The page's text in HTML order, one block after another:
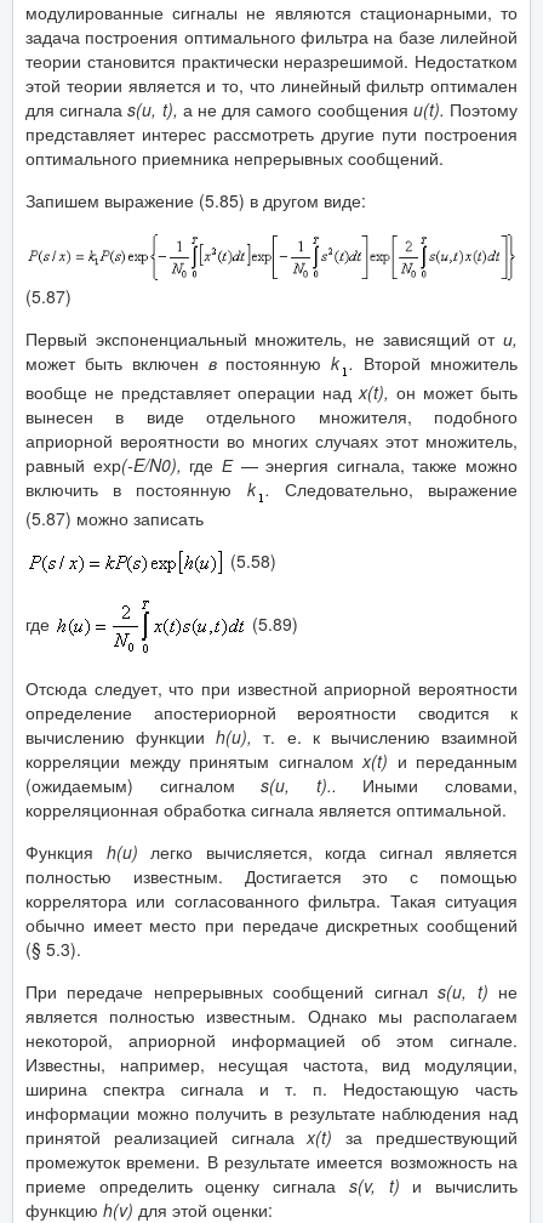
модулированные сигналы не являются стационарными, то
задача построения оптимального фильтра на базе лилейной
теории становится практически неразрешимой. Недостатком
этой теории является и то, что линейный фильтр оптимален
для сигналаs(u, t), а не для самого сообщения u(t). Поэтому
представляет интерес рассмотреть другие пути построения
оптимального приемника непрерывных сообщений.
Запишем выражение (5.85) в другом виде:
(5.87)
Первый экспоненциальный множитель, не зависящий от и,
может быть включен в постояннуюk . Второй множитель
вообще не представляет операции над x(t), он может быть
вынесен в виде отдельного множителя, подобного
априорной вероятности во многих случаях этот множитель,
равный ехр(-E/N0), где Е — энергия сигнала, также можно
включить в постоянную k . Следовательно, выражение
(5.87) можно записать
(5.58)
где (5.89)
Отсюда следует, что при известной априорной вероятности
определение апостериорной вероятности сводится к
вычислению функцииh(u),т. е. к вычислению взаимной
корреляции между принятым сигналом x(t) и переданным
(ожидаемым) сигналомs(u, t).. Иными словами,
корреляционная обработка сигнала является оптимальной.
Функция h(u) легко вычисляется, когда сигнал является
полностью известным. Достигается это с помощью
коррелятора или согласованного фильтра. Такая ситуация
обычно имеет место при передаче дискретных сообщений
(§ 5.3).
При передаче непрерывных сообщений сигналs(u, t) не
является полностью известным. Однако мы располагаем
некоторой, априорной информацией об этом сигнале.
Известны, например, несущая частота, вид модуляции,
ширина спектра сигнала и т. п. Недостающую часть
информации можно получить в результате наблюдения над
принятой реализацией сигналаx(t)за предшествующий
промежуток времени. В результате имеется возможность на
приеме определить оценку сигнала s(v, t) и вычислить
функцию h(v) для этой оценки: